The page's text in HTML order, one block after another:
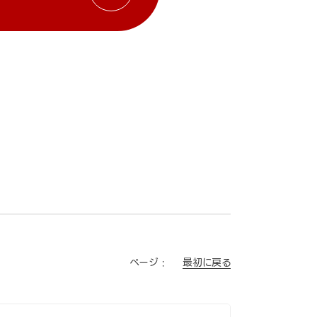
ページ : 最初に戻る